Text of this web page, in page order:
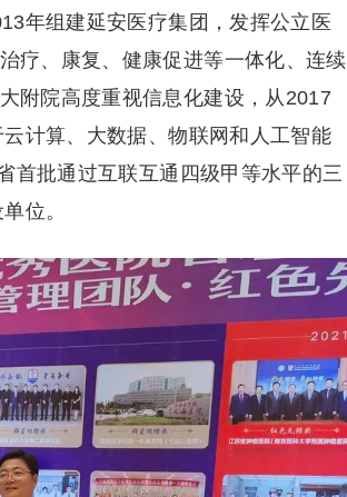
年组建延安医疗集团，发挥公立医
疗、康复、健康促进等一体化、连续
附院高度重视信息化建设，从2017
计算、大数据、物联网和人工智能
首批通过互联互通四级甲等水平的三
位。